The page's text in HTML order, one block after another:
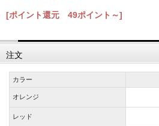
[ポイント還元 49ポイント～]
注文
カラー
オレンジ
レッド